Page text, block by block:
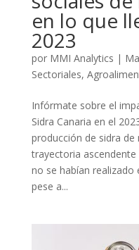
en lo que
2023
por MMI Analytics |
Sectoriales,
Infórmate sobre el
Sidra Canaria en el
producción de sidra
trayectoria
no se habían realizado
pese a...